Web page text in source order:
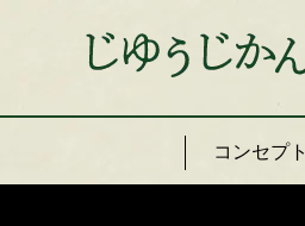
コンセプト